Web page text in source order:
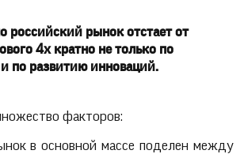
российский рынок отстает от
4х кратно не только по
и по развитию инноваций.
факторов:
в основной массе поделен между